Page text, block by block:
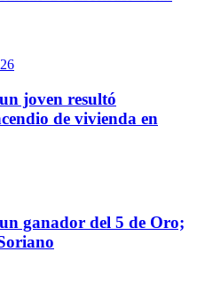
joven resultó
de vivienda en
ganador del 5 de Oro;